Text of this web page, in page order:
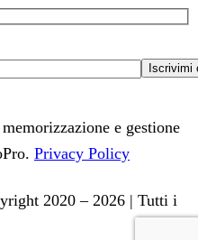
e gestione
Privacy Policy
2020 – 2026 | Tutti i